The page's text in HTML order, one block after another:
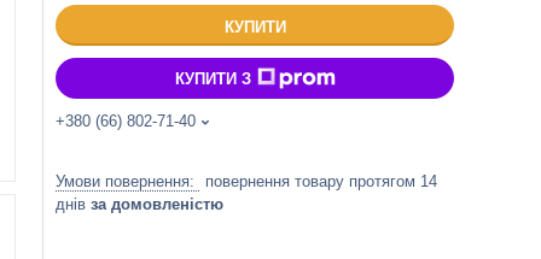
КУПИТИ
КУПИТИ З
+380 (66) 802-71-40
повернення товару протягом 14
днів за домовленістю